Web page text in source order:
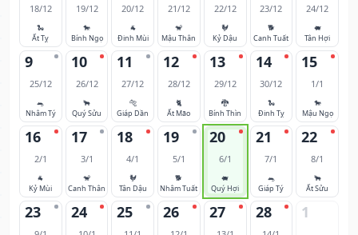
18/12
🐍
Ất Tỵ
19/12
🐎
Bính Ngọ
20/12
🐐
Đinh Mùi
21/12
🐒
Mậu Thân
22/12
🐓
Kỷ Dậu
23/12
🐕
Canh Tuất
24/12
🐖
Tân Hợi
9
25/12
🐀
Nhâm Tý
10
26/12
🐂
Quý Sửu
11
27/12
🐅
Giáp Dần
12
28/12
🐈
Ất Mão
13
29/12
🐉
Bính Thìn
14
30/12
🐍
Đinh Tỵ
15
1/1
🐎
Mậu Ngọ
16
2/1
🐐
Kỷ Mùi
17
3/1
🐒
Canh Thân
18
4/1
🐓
Tân Dậu
19
5/1
🐕
Nhâm Tuất
20
6/1
🐖
Quý Hợi
21
7/1
🐀
Giáp Tý
22
8/1
🐂
Ất Sửu
23 24 25 26 27 28 1